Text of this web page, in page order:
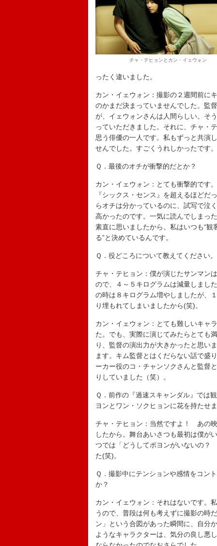
チャ・テヒョンとカン・イェウォン
ったく違いました。
カン・イェウォン：撮影の２週間前に
のかまだ決まっていませんでした。監
が、イェウォンさんは人間らしい。そ
っていただきました。それに、チャ・
思う俳優の一人です。私もずっと共演
せんでした。すごくうれしかったです。
Ｑ．最後のオチが衝撃的だとか？
カン・イェウォン：とても衝撃的です
『シックス・センス』を超えるほど
らオチは分かっているのに、試写で泣
高かったのです。一気に読んでしまっ
素直に思いましたから。私はいつも“
る”と決めているんです。
Ｑ．役どころについて教えてください。
チャ・テヒョン：僕が演じたサンマン
ので、４～５キログラムは減量しまし
の時は８キログラム増やしましたが、
り埋もれてしまいましたから(笑)。
カン・イェウォン：とても難しいキャ
た。でも、実際に演じてみたらとても
り、監督の演出力が大きかったと思い
ます。キム監督とはくだらない話で盛
ーカー役のコ・チャンソクさんと監督
りしていました（笑）。
Ｑ．前作の『過速スキャンダル』では
ヨンとワン・ソクヒョンに花を持たせ
チャ・テヒョン：当然ですよ！ あの
したから。舞台あいさつも最初は僕が
つでは「どうしてポヨンがいないの？
た(笑)。
Ｑ．撮影中にテンションや感情をコン
か？
カン・イェウォン：それはないです。
うので、普段は何も考えずに撮影の時
ン」という合図があった瞬間に、自分
ようなキャラクターは、気分の良し悪